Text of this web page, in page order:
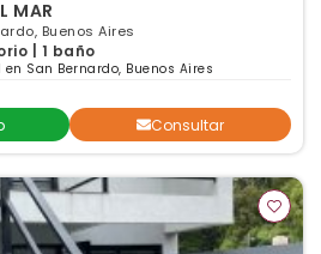
MAR
Buenos Aires
| 1 baño
San Bernardo, Buenos Aires
Consultar